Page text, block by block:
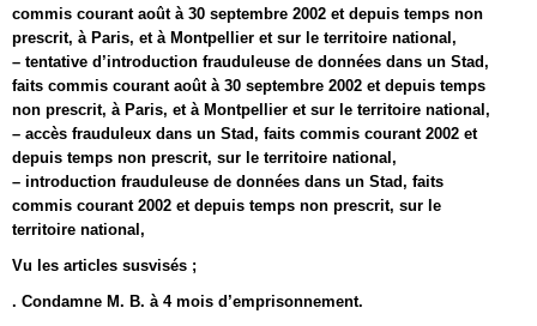
commis courant août à 30 septembre 2002 et depuis temps non
prescrit, à Paris, et à Montpellier et sur le territoire national,
– tentative d’introduction frauduleuse de données dans un Stad,
faits commis courant août à 30 septembre 2002 et depuis temps
non prescrit, à Paris, et à Montpellier et sur le territoire national,
– accès frauduleux dans un Stad, faits commis courant 2002 et
depuis temps non prescrit, sur le territoire national,
– introduction frauduleuse de données dans un Stad, faits
commis courant 2002 et depuis temps non prescrit, sur le
territoire national,
Vu les articles susvisés ;
. Condamne M. B. à 4 mois d’emprisonnement.